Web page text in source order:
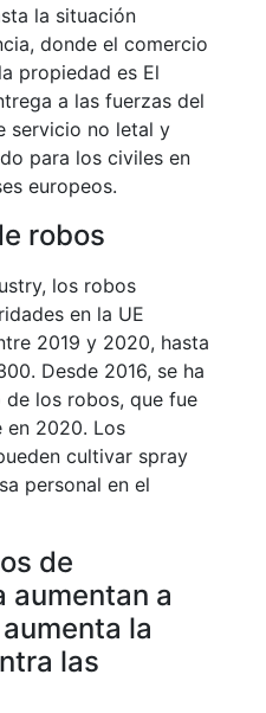
la situación
donde el comercio
propiedad es El
a las fuerzas del
servicio no letal y
para los civiles en
europeos.
robos
los robos
en la UE
2019 y 2020, hasta
Desde 2016, se ha
los robos, que fue
en 2020. Los
cultivar spray
personal en el
de
aumentan a
la
las